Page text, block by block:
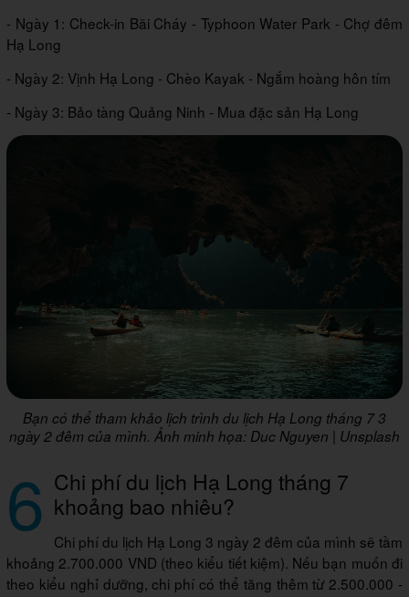
- Ngày 1: Check-in Bãi Cháy - Typhoon Water Park - Chợ đêm
Hạ Long
- Ngày 2: Vịnh Hạ Long - Chèo Kayak - Ngắm hoàng hôn tím
- Ngày 3: Bảo tàng Quảng Ninh - Mua đặc sản Hạ Long
Bạn có thể tham khảo lịch trình du lịch Hạ Long tháng 7 3
ngày 2 đêm của mình. Ảnh minh họa: Duc Nguyen | Unsplash
6 Chi phí du lịch Hạ Long tháng 7
khoảng bao nhiêu?
Chi phí du lịch Hạ Long 3 ngày 2 đêm của mình sẽ tầm
khoảng 2.700.000 VND (theo kiểu tiết kiệm). Nếu bạn muốn đi
theo kiểu nghỉ dưỡng, chi phí có thể tăng thêm từ 2.500.000 -